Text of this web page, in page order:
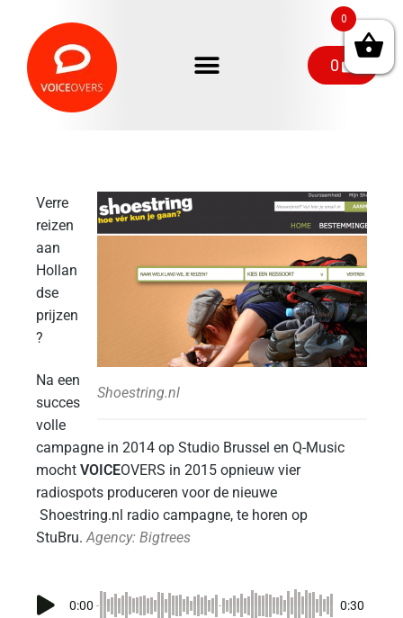
0
Shoestring.nl
Verre
reizen
aan
Hollan
dse
prijzen
?
Na een
succes
volle
campagne in 2014 op Studio Brussel en Q-Music
mocht VOICEOVERS in 2015 opnieuw vier
radiospots produceren voor de nieuwe
Shoestring.nl radio campagne, te horen op
StuBru.Agency: Bigtrees
0:00 0:30
0